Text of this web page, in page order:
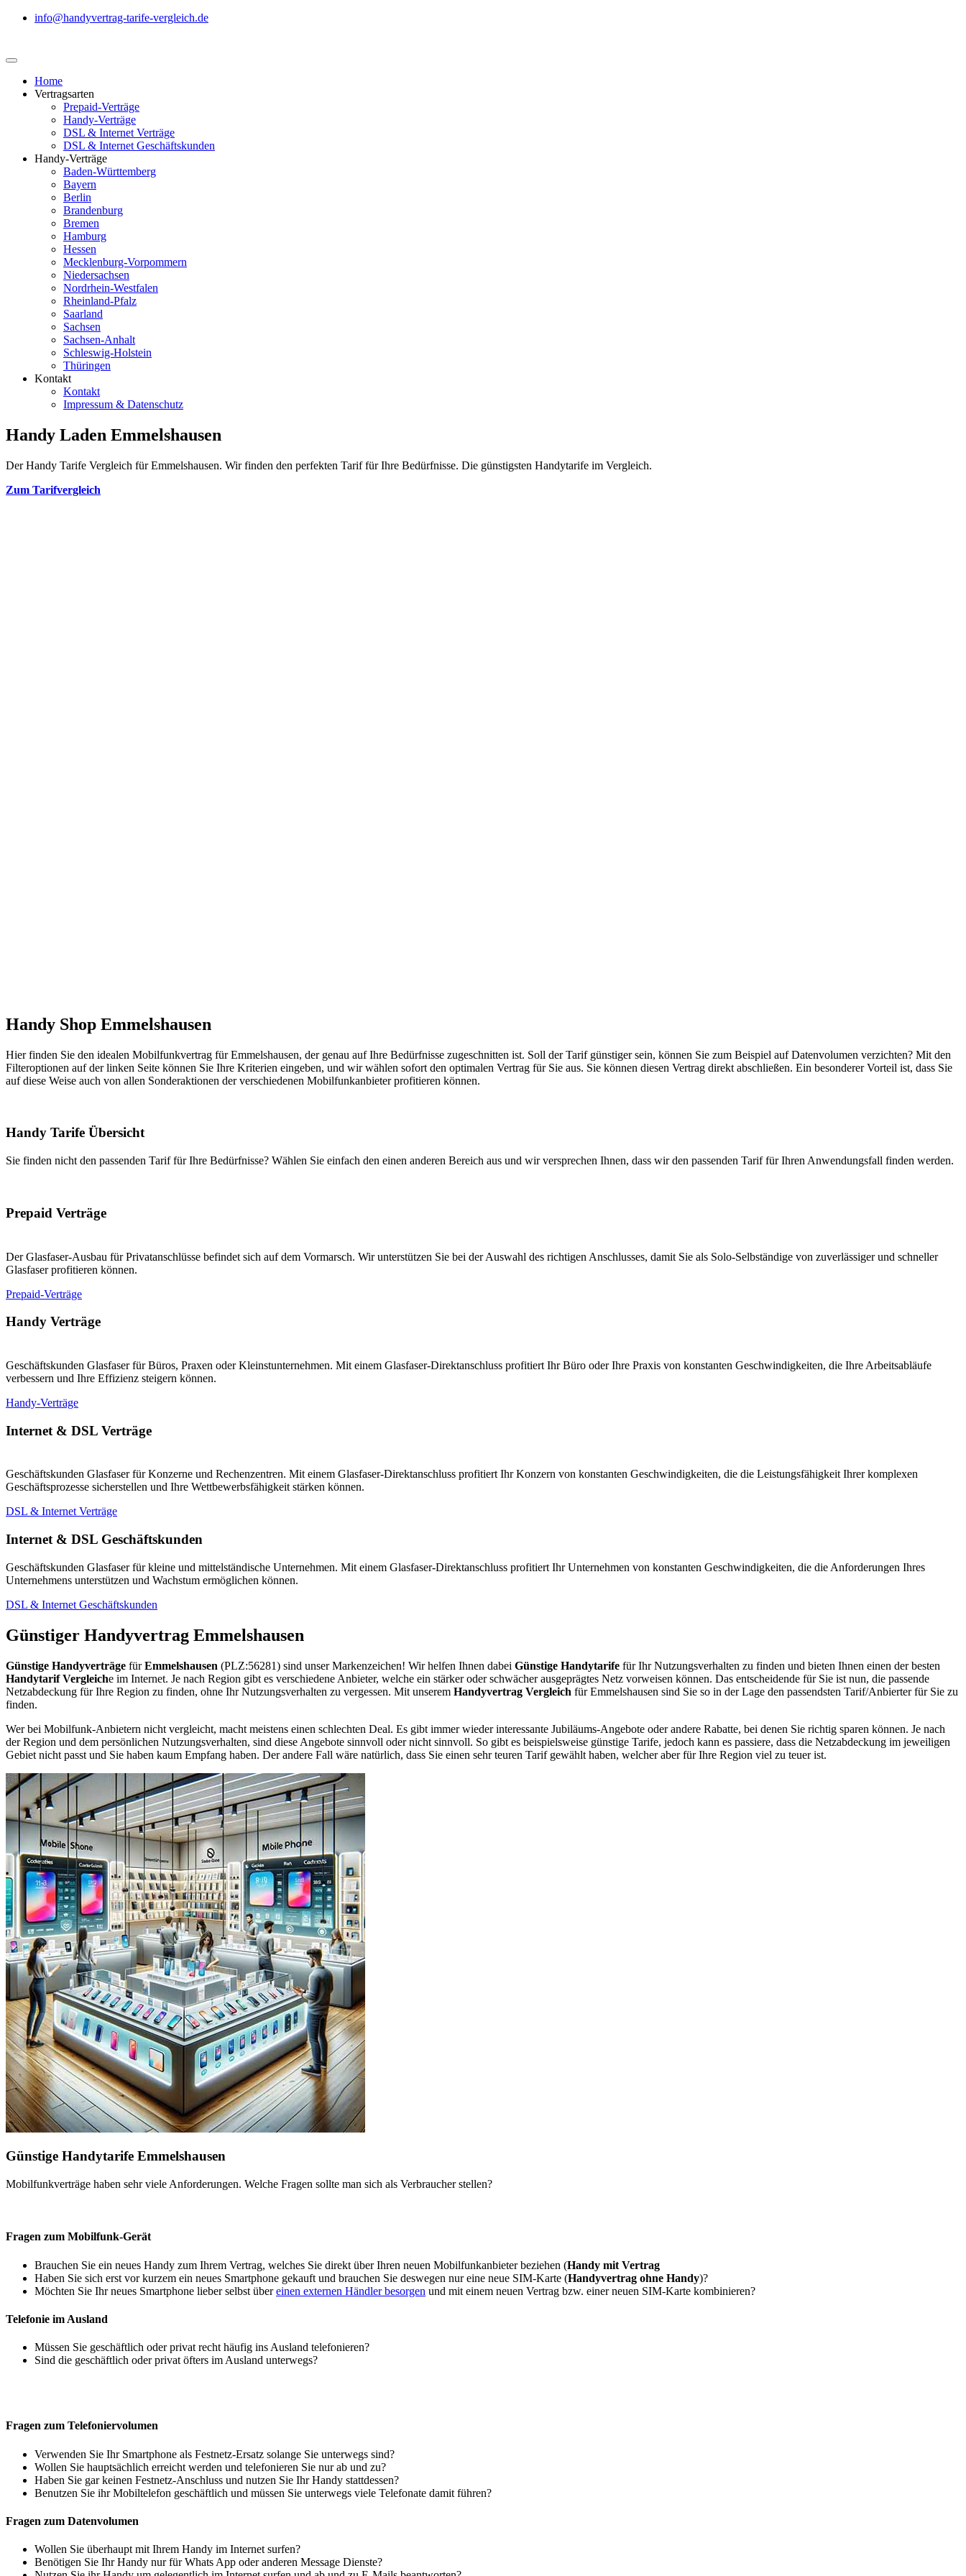
info@handyvertrag-tarife-vergleich.de
Home
Vertragsarten
Prepaid-Verträge
Handy-Verträge
DSL & Internet Verträge
DSL & Internet Geschäftskunden
Handy-Verträge
Baden-Württemberg
Bayern
Berlin
Brandenburg
Bremen
Hamburg
Hessen
Mecklenburg-Vorpommern
Niedersachsen
Nordrhein-Westfalen
Rheinland-Pfalz
Saarland
Sachsen
Sachsen-Anhalt
Schleswig-Holstein
Thüringen
Kontakt
Kontakt
Impressum & Datenschutz
Handy Laden Emmelshausen
Der Handy Tarife Vergleich für Emmelshausen. Wir finden den perfekten Tarif für Ihre Bedürfnisse. Die günstigsten Handytarife im Vergleich.
Zum Tarifvergleich
Handy Shop Emmelshausen
Hier finden Sie den idealen Mobilfunkvertrag für Emmelshausen, der genau auf Ihre Bedürfnisse zugeschnitten ist. Soll der Tarif günstiger sein, können Sie zum Beispiel auf Datenvolumen verzichten? Mit den
Filteroptionen auf der linken Seite können Sie Ihre Kriterien eingeben, und wir wählen sofort den optimalen Vertrag für Sie aus. Sie können diesen Vertrag direkt abschließen. Ein besonderer Vorteil ist, dass Sie
auf diese Weise auch von allen Sonderaktionen der verschiedenen Mobilfunkanbieter profitieren können.
Handy Tarife Übersicht
Sie finden nicht den passenden Tarif für Ihre Bedürfnisse? Wählen Sie einfach den einen anderen Bereich aus und wir versprechen Ihnen, dass wir den passenden Tarif für Ihren Anwendungsfall finden werden.
Prepaid Verträge
Der Glasfaser-Ausbau für Privatanschlüsse befindet sich auf dem Vormarsch. Wir unterstützen Sie bei der Auswahl des richtigen Anschlusses, damit Sie als Solo-Selbständige von zuverlässiger und schneller
Glasfaser profitieren können.
Prepaid-Verträge
Handy Verträge
Geschäftskunden Glasfaser für Büros, Praxen oder Kleinstunternehmen. Mit einem Glasfaser-Direktanschluss profitiert Ihr Büro oder Ihre Praxis von konstanten Geschwindigkeiten, die Ihre Arbeitsabläufe
verbessern und Ihre Effizienz steigern können.
Handy-Verträge
Internet & DSL Verträge
Geschäftskunden Glasfaser für Konzerne und Rechenzentren. Mit einem Glasfaser-Direktanschluss profitiert Ihr Konzern von konstanten Geschwindigkeiten, die die Leistungsfähigkeit Ihrer komplexen
Geschäftsprozesse sicherstellen und Ihre Wettbewerbsfähigkeit stärken können.
DSL & Internet Verträge
Internet & DSL Geschäftskunden
Geschäftskunden Glasfaser für kleine und mittelständische Unternehmen. Mit einem Glasfaser-Direktanschluss profitiert Ihr Unternehmen von konstanten Geschwindigkeiten, die die Anforderungen Ihres
Unternehmens unterstützen und Wachstum ermöglichen können.
DSL & Internet Geschäftskunden
Günstiger Handyvertrag Emmelshausen
Günstige Handyverträge fürEmmelshausen (PLZ:56281) sind unser Markenzeichen! Wir helfen Ihnen dabei Günstige Handytarife für Ihr Nutzungsverhalten zu finden und bieten Ihnen einen der besten
Handytarif Vergleiche im Internet. Je nach Region gibt es verschiedene Anbieter, welche ein stärker oder schwächer ausgeprägtes Netz vorweisen können. Das entscheidende für Sie ist nun, die passende
Netzabdeckung für Ihre Region zu finden, ohne Ihr Nutzungsverhalten zu vergessen. Mit unserem Handyvertrag Vergleich für Emmelshausen sind Sie so in der Lage den passendsten Tarif/Anbierter für Sie zu
finden.
Wer bei Mobilfunk-Anbietern nicht vergleicht, macht meistens einen schlechten Deal. Es gibt immer wieder interessante Jubiläums-Angebote oder andere Rabatte, bei denen Sie richtig sparen können. Je nach
der Region und dem persönlichen Nutzungsverhalten, sind diese Angebote sinnvoll oder nicht sinnvoll. So gibt es beispielsweise günstige Tarife, jedoch kann es passiere, dass die Netzabdeckung im jeweiligen
Gebiet nicht passt und Sie haben kaum Empfang haben. Der andere Fall wäre natürlich, dass Sie einen sehr teuren Tarif gewählt haben, welcher aber für Ihre Region viel zu teuer ist.
Günstige Handytarife Emmelshausen
Mobilfunkverträge haben sehr viele Anforderungen. Welche Fragen sollte man sich als Verbraucher stellen?
Fragen zum Mobilfunk-Gerät
Brauchen Sie ein neues Handy zum Ihrem Vertrag, welches Sie direkt über Ihren neuen Mobilfunkanbieter beziehen (Handy mit Vertrag
Haben Sie sich erst vor kurzem ein neues Smartphone gekauft und brauchen Sie deswegen nur eine neue SIM-Karte (Handyvertrag ohne Handy)?
Möchten Sie Ihr neues Smartphone lieber selbst übereinen externen Händler besorgen und mit einem neuen Vertrag bzw. einer neuen SIM-Karte kombinieren?
Telefonie im Ausland
Müssen Sie geschäftlich oder privat recht häufig ins Ausland telefonieren?
Sind die geschäftlich oder privat öfters im Ausland unterwegs?
Fragen zum Telefoniervolumen
Verwenden Sie Ihr Smartphone als Festnetz-Ersatz solange Sie unterwegs sind?
Wollen Sie hauptsächlich erreicht werden und telefonieren Sie nur ab und zu?
Haben Sie gar keinen Festnetz-Anschluss und nutzen Sie Ihr Handy stattdessen?
Benutzen Sie ihr Mobiltelefon geschäftlich und müssen Sie unterwegs viele Telefonate damit führen?
Fragen zum Datenvolumen
Wollen Sie überhaupt mit Ihrem Handy im Internet surfen?
Benötigen Sie Ihr Handy nur für Whats App oder anderen Message Dienste?